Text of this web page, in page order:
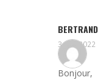
3 mai 2022
Bonjour,